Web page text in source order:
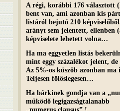
A régi, korábbi 176 választott
bent van, ami azonban kis
listáról bejutó 210
arányt sem jelentett, ellenben
képviselete lehetett volna…
Ha ma eggyetlen listás
mint eggy százalékot jelent,
Az 5%-os küszöb azonban ma
Teljesen fölöslegesen…
Ha bárkinek gondja van a
működő legigazságtalanabb